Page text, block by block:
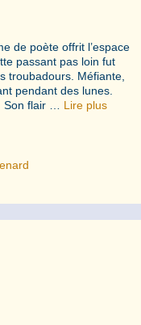
de poète offrit l’espace
passant pas loin fut
troubadours. Méfiante,
pendant des lunes.
Son flair … Lire plus